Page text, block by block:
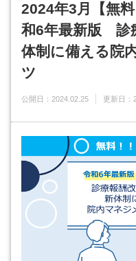
2024年3月【無料！オンライン
体制に備える院内マネジメン
2024年3月【無
和6年最新版 診
体制に備える院
ツ
公開日： 2024.02.25 更新日：